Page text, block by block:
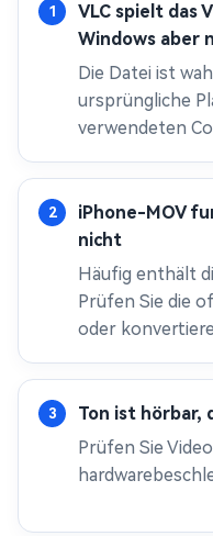
VLC spielt das
Windows aber
Die Datei ist
ursprüngliche
verwendeten
iPhone-MOV
nicht
Häufig enthält
Prüfen Sie die
oder
Ton ist hörbar,
Prüfen Sie